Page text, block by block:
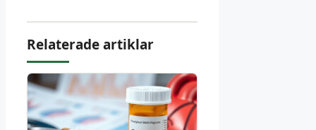
Relaterade artiklar